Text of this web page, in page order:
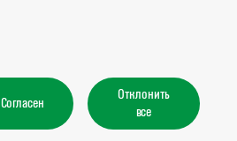
Согласен
Отклонить
все